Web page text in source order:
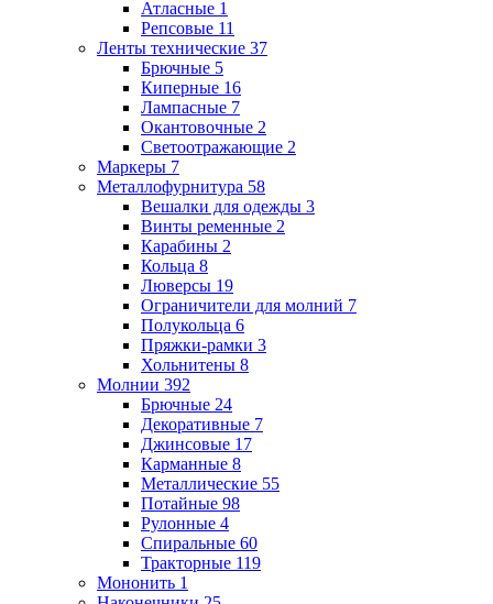
Атласные 1
Репсовые 11
Ленты технические 37
Брючные 5
Киперные 16
Лампасные 7
Окантовочные 2
Светоотражающие 2
Маркеры 7
Металлофурнитура 58
Вешалки для одежды 3
Винты ременные 2
Карабины 2
Кольца 8
Люверсы 19
Ограничители для молний 7
Полукольца 6
Пряжки-рамки 3
Хольнитены 8
Молнии 392
Брючные 24
Декоративные 7
Джинсовые 17
Карманные 8
Металлические 55
Потайные 98
Рулонные 4
Спиральные 60
Тракторные 119
Мононить 1